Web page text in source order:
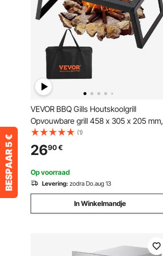
VEVOR BBQ Gills Houtskoolgrill
Opvouwbare grill 458 x 305 x 205 mm,
Tafelgrill Draagbare reisgrill
Draagvermogen 6 kg, Opvouwbare
picknickgrill voor buiten, Campinggrill
Zwart 300 ℃, voor terras, camping,
feest
(1)
2690€
Op voorraad
Levering: zodra Do.aug 13
In Winkelmandje